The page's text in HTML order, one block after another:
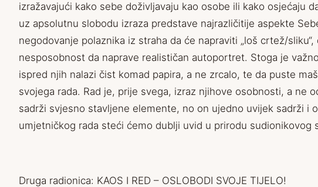
izražavajući kako sebe doživljavaju kao osobe ili kako osjećaju
uz apsolutnu slobodu izraza predstave najrazličitije aspekte
negodovanje polaznika iz straha da će napraviti „loš crtež/
nesposobnost da naprave realističan autoportret. Stoga je
ispred njih nalazi čist komad papira, a ne zrcalo, te da puste
svojega rada. Rad je, prije svega, izraz njihove osobnosti, a ne
sadrži svjesno stavljene elemente, no on ujedno uvijek sadrži i
umjetničkog rada steći ćemo dublji uvid u prirodu sudionikovog
Druga radionica: KAOS I RED – OSLOBODI SVOJE TIJELO!